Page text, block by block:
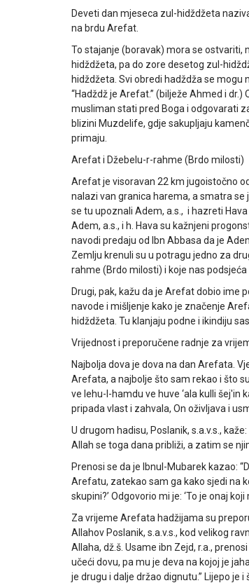
Deveti dan mjeseca zul-hidždžeta
na brdu Arefat.
To stajanje (boravak) mora se ostvariti,
hidždžeta, pa do zore desetog zul-
hidždžeta. Svi obredi hadždža se mogu
“Hadždž je Arefat.” (bilježe Ahmed i
musliman stati pred Boga i odgovarati
blizini Muzdelife, gdje sakupljaju
primaju.
Arefat i Džebelu-r-rahme (Brdo milosti)
Arefat je visoravan 22 km jugoistočno
nalazi van granica harema, a smatra
se tu upoznali Adem, a.s., i hazreti
Adem, a.s., i h. Hava su kažnjeni
navodi predaju od Ibn Abbasa da je
Zemlju krenuli su u potragu jedno za
rahme (Brdo milosti) i koje nas
Drugi, pak, kažu da je Arefat dobio ime
navode i mišljenje kako je značenje
hidždžeta. Tu klanjaju podne i ikindiju
Vrijednost i preporučene radnje za
Najbolja dova je dova na dan Arefata.
Arefata, a najbolje što sam rekao i što
ve lehu-l-hamdu ve huve ‘ala kulli šej'in
pripada vlast i zahvala, On oživljava i
U drugom hadisu, Poslanik, s.a.v.s.,
Allah se toga dana približi, a zatim se
Prenosi se da je Ibnul-Mubarek kazao:
Arefatu, zatekao sam ga kako sjedi na
skupini?’ Odgovorio mi je: ‘To je onaj
Za vrijeme Arefata hadžijama su
Allahov Poslanik, s.a.v.s., kod velikog
Allaha, dž.š. Usame ibn Zejd, r.a.,
učeći dovu, pa mu je deva na kojoj je
je drugu i dalje držao dignutu.” Lijepo